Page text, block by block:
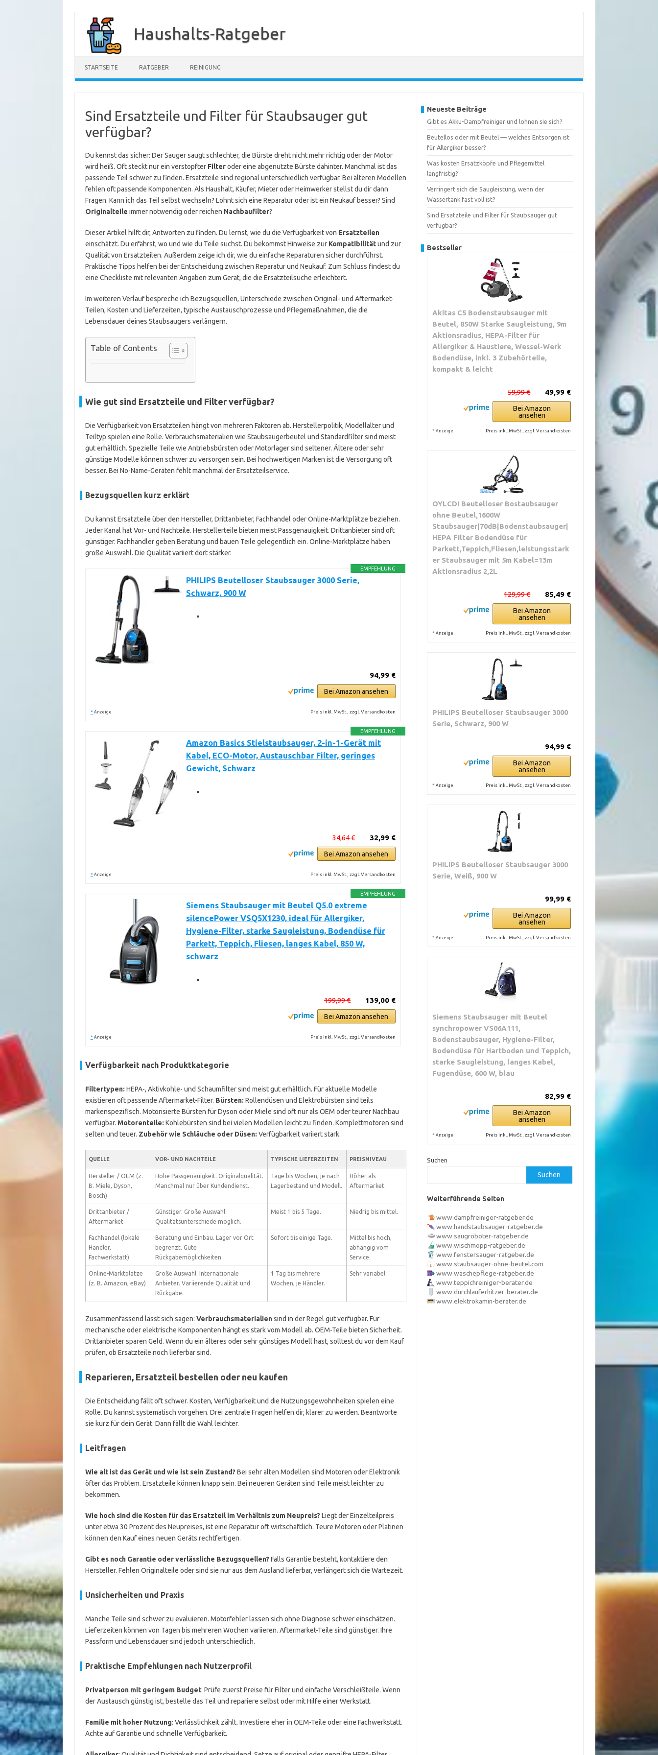
springen
Haushalts-Ratgeber
STARTSEITE RATGEBER REINIGUNG
Sind Ersatzteile und Filter für Staubsauger gut
verfügbar?
Du kennst das sicher: Der Sauger saugt schlechter, die Bürste dreht nicht mehr richtig oder der Motor
wird heiß. Oft steckt nur ein verstopfter Filteroder eine abgenutzte Bürste dahinter. Manchmal ist das
passende Teil schwer zu finden. Ersatzteile sind regional unterschiedlich verfügbar. Bei älteren Modellen
fehlen oft passende Komponenten. Als Haushalt, Käufer, Mieter oder Heimwerker stellst du dir dann
Fragen. Kann ich das Teil selbst wechseln? Lohnt sich eine Reparatur oder ist ein Neukauf besser? Sind
Originalteile immer notwendig oder reichen Nachbaufilter?
Dieser Artikel hilft dir, Antworten zu finden. Du lernst, wie du die Verfügbarkeit von Ersatzteilen
einschätzt. Du erfährst, wo und wie du Teile suchst. Du bekommst Hinweise zur Kompatibilitätund zur
Qualität von Ersatzteilen. Außerdem zeige ich dir, wie du einfache Reparaturen sicher durchführst.
Praktische Tipps helfen bei der Entscheidung zwischen Reparatur und Neukauf. Zum Schluss findest du
eine Checkliste mit relevanten Angaben zum Gerät, die die Ersatzteilsuche erleichtert.
Im weiteren Verlauf bespreche ich Bezugsquellen, Unterschiede zwischen Original- und Aftermarket-
Teilen, Kosten und Lieferzeiten, typische Austauschprozesse und Pflegemaßnahmen, die die
Lebensdauer deines Staubsaugers verlängern.
Table of Contents
Wie gut sind Ersatzteile und Filter verfügbar?
Die Verfügbarkeit von Ersatzteilen hängt von mehreren Faktoren ab. Herstellerpolitik, Modellalter und
Teiltyp spielen eine Rolle. Verbrauchsmaterialien wie Staubsaugerbeutel und Standardfilter sind meist
gut erhältlich. Spezielle Teile wie Antriebsbürsten oder Motorlager sind seltener. Ältere oder sehr
günstige Modelle können schwer zu versorgen sein. Bei hochwertigen Marken ist die Versorgung oft
besser. Bei No-Name-Geräten fehlt manchmal der Ersatzteilservice.
Bezugsquellen kurz erklärt
Du kannst Ersatzteile über den Hersteller, Drittanbieter, Fachhandel oder Online-Marktplätze beziehen.
Jeder Kanal hat Vor- und Nachteile. Herstellerteile bieten meist Passgenauigkeit. Drittanbieter sind oft
günstiger. Fachhändler geben Beratung und bauen Teile gelegentlich ein. Online-Marktplätze haben
große Auswahl. Die Qualität variiert dort stärker.
EMPFEHLUNG
PHILIPS Beutelloser Staubsauger 3000 Serie,
Schwarz, 900 W
94,99 €
Bei Amazon ansehen
* Anzeige Preis inkl. MwSt., zzgl. Versandkosten
EMPFEHLUNG
Amazon Basics Stielstaubsauger, 2-in-1-Gerät mit
Kabel, ECO-Motor, Austauschbar Filter, geringes
Gewicht, Schwarz
32,99 €
34,64 €
Bei Amazon ansehen
* Anzeige Preis inkl. MwSt., zzgl. Versandkosten
EMPFEHLUNG
Siemens Staubsauger mit Beutel Q5.0 extreme
silencePower VSQ5X1230, ideal für Allergiker,
Hygiene-Filter, starke Saugleistung, Bodendüse für
Parkett, Teppich, Fliesen, langes Kabel, 850 W,
schwarz
139,00 €
199,99 €
Bei Amazon ansehen
* Anzeige Preis inkl. MwSt., zzgl. Versandkosten
Verfügbarkeit nach Produktkategorie
Filtertypen: HEPA-, Aktivkohle- und Schaumfilter sind meist gut erhältlich. Für aktuelle Modelle
existieren oft passende Aftermarket-Filter. Bürsten: Rollendüsen und Elektrobürsten sind teils
markenspezifisch. Motorisierte Bürsten für Dyson oder Miele sind oft nur als OEM oder teurer Nachbau
verfügbar. Motorenteile: Kohlebürsten sind bei vielen Modellen leicht zu finden. Komplettmotoren sind
selten und teuer. Zubehör wie Schläuche oder Düsen: Verfügbarkeit variiert stark.
QUELLE VOR- UND NACHTEILE TYPISCHE LIEFERZEITEN PREISNIVEAU
Hersteller / OEM (z.
B. Miele, Dyson,
Bosch)
Hohe Passgenauigkeit. Originalqualität.
Manchmal nur über Kundendienst.
Tage bis Wochen, je nach
Lagerbestand und Modell.
Höher als
Aftermarket.
Drittanbieter /
Aftermarket
Günstiger. Große Auswahl.
Qualitätsunterschiede möglich.
Meist 1 bis 5 Tage. Niedrig bis mittel.
Fachhandel (lokale
Händler,
Fachwerkstatt)
Beratung und Einbau. Lager vor Ort
begrenzt. Gute
Rückgabemöglichkeiten.
Sofort bis einige Tage.
Mittel bis hoch,
abhängig vom
Service.
Online-Marktplätze
(z. B. Amazon, eBay)
Große Auswahl. Internationale
Anbieter. Variierende Qualität und
Rückgabe.
1 Tag bis mehrere
Wochen, je Händler.
Sehr variabel.
Zusammenfassend lässt sich sagen: Verbrauchsmaterialiensind in der Regel gut verfügbar. Für
mechanische oder elektrische Komponenten hängt es stark vom Modell ab. OEM-Teile bieten Sicherheit.
Drittanbieter sparen Geld. Wenn du ein älteres oder sehr günstiges Modell hast, solltest du vor dem Kauf
prüfen, ob Ersatzteile noch lieferbar sind.
Reparieren, Ersatzteil bestellen oder neu kaufen
Die Entscheidung fällt oft schwer. Kosten, Verfügbarkeit und die Nutzungsgewohnheiten spielen eine
Rolle. Du kannst systematisch vorgehen. Drei zentrale Fragen helfen dir, klarer zu werden. Beantworte
sie kurz für dein Gerät. Dann fällt die Wahl leichter.
Leitfragen
Wie alt ist das Gerät und wie ist sein Zustand? Bei sehr alten Modellen sind Motoren oder Elektronik
öfter das Problem. Ersatzteile können knapp sein. Bei neueren Geräten sind Teile meist leichter zu
bekommen.
Wie hoch sind die Kosten für das Ersatzteil im Verhältnis zum Neupreis? Liegt der Einzelteilpreis
unter etwa 30 Prozent des Neupreises, ist eine Reparatur oft wirtschaftlich. Teure Motoren oder Platinen
können den Kauf eines neuen Geräts rechtfertigen.
Gibt es noch Garantie oder verlässliche Bezugsquellen? Falls Garantie besteht, kontaktiere den
Hersteller. Fehlen Originalteile oder sind sie nur aus dem Ausland lieferbar, verlängert sich die Wartezeit.
Unsicherheiten und Praxis
Manche Teile sind schwer zu evaluieren. Motorfehler lassen sich ohne Diagnose schwer einschätzen.
Lieferzeiten können von Tagen bis mehreren Wochen variieren. Aftermarket-Teile sind günstiger. Ihre
Passform und Lebensdauer sind jedoch unterschiedlich.
Praktische Empfehlungen nach Nutzerprofil
Privatperson mit geringem Budget: Prüfe zuerst Preise für Filter und einfache Verschleißteile. Wenn
der Austausch günstig ist, bestelle das Teil und repariere selbst oder mit Hilfe einer Werkstatt.
Familie mit hoher Nutzung: Verlässlichkeit zählt. Investiere eher in OEM-Teile oder eine Fachwerkstatt.
Achte auf Garantie und schnelle Verfügbarkeit.
Neueste Beiträge
Gibt es Akku-Dampfreiniger und lohnen sie sich?
Beutellos oder mit Beutel — welches Entsorgen ist
für Allergiker besser?
Was kosten Ersatzköpfe und Pflegemittel
langfristig?
Verringert sich die Saugleistung, wenn der
Wassertank fast voll ist?
Sind Ersatzteile und Filter für Staubsauger gut
verfügbar?
Bestseller
Akitas C5 Bodenstaubsauger mit
Beutel, 850W Starke Saugleistung, 9m
Aktionsradius, HEPA-Filter für
Allergiker & Haustiere, Wessel-Werk
Bodendüse, inkl. 3 Zubehörteile,
kompakt & leicht
49,99 €
59,99 €
Bei Amazon
ansehen
* Anzeige Preis inkl. MwSt., zzgl. Versandkosten
OYLCDI Beutelloser Bostaubsauger
ohne Beutel,1600W
Staubsauger|70dB|Bodenstaubsauger|
HEPA Filter Bodendüse für
Parkett,Teppich,Fliesen,leistungsstark
er Staubsauger mit 5m Kabel=13m
Aktionsradius 2,2L
85,49 €
129,99 €
Bei Amazon
ansehen
* Anzeige Preis inkl. MwSt., zzgl. Versandkosten
PHILIPS Beutelloser Staubsauger 3000
Serie, Schwarz, 900 W
94,99 €
Bei Amazon
ansehen
* Anzeige Preis inkl. MwSt., zzgl. Versandkosten
PHILIPS Beutelloser Staubsauger 3000
Serie, Weiß, 900 W
99,99 €
Bei Amazon
ansehen
* Anzeige Preis inkl. MwSt., zzgl. Versandkosten
Siemens Staubsauger mit Beutel
synchropower VS06A111,
Bodenstaubsauger, Hygiene-Filter,
Bodendüse für Hartboden und Teppich,
starke Saugleistung, langes Kabel,
Fugendüse, 600 W, blau
82,99 €
Bei Amazon
ansehen
* Anzeige Preis inkl. MwSt., zzgl. Versandkosten
Suchen
Suchen
Weiterführende Seiten
www.dampfreiniger-ratgeber.de
www.handstaubsauger-ratgeber.de
www.saugroboter-ratgeber.de
www.wischmopp-ratgeber.de
www.fenstersauger-ratgeber.de
www.staubsauger-ohne-beutel.com
www.wäschepflege-ratgeber.de
www.teppichreiniger-berater.de
www.durchlauferhitzer-berater.de
www.elektrokamin-berater.de